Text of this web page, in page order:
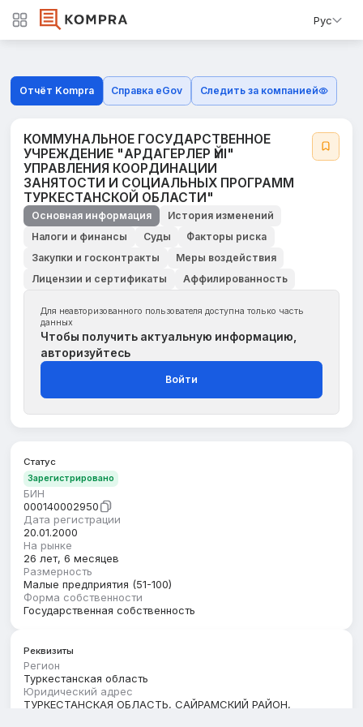
Рус
Отчёт Kompra Справка eGov Следить за компанией
КОММУНАЛЬНОЕ ГОСУДАРСТВЕННОЕ
УЧРЕЖДЕНИЕ "АРДАГЕРЛЕР ҮЙІ"
УПРАВЛЕНИЯ КООРДИНАЦИИ
ЗАНЯТОСТИ И СОЦИАЛЬНЫХ ПРОГРАММ
ТУРКЕСТАНСКОЙ ОБЛАСТИ"
Основная информация
История изменений
Налоги и финансы
Суды
Факторы риска
Закупки и госконтракты
Меры воздействия
Лицензии и сертификаты
Аффилированность
Для неавторизованного пользователя доступна только часть
данных
Чтобы получить актуальную информацию,
авторизуйтесь
Войти
Статус
Зарегистрировано
БИН
000140002950
Дата регистрации
20.01.2000
На рынке
26 лет, 6 месяцев
Размерность
Малые предприятия (51-100)
Форма собственности
Государственная собственность
Реквизиты
Регион
Туркестанская область
Юридический адрес
ТУРКЕСТАНСКАЯ ОБЛАСТЬ, САЙРАМСКИЙ РАЙОН,